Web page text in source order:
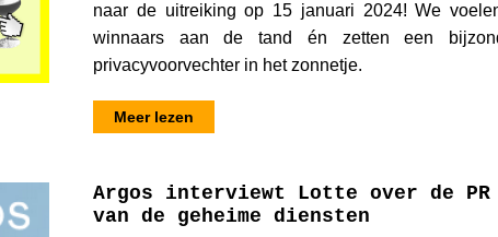
naar de uitreiking op 15 januari 2024! We
winnaars aan de tand én zetten een
privacyvoorvechter in het zonnetje.
Meer lezen
Argos interviewt Lotte over de PR
van de geheime diensten